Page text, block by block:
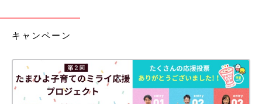
キャンペーン